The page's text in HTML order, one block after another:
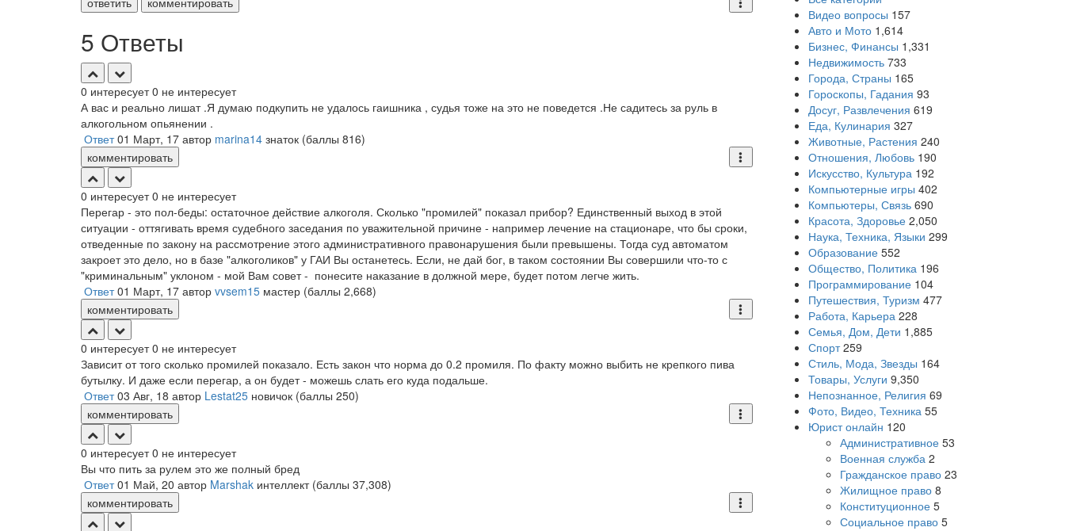
5 Ответы
0 интересует 0 не интересует
А вас и реально лишат .Я думаю подкупить не удалось гаишника , судья тоже на это не поведется .Не садитесь за руль в
алкогольном опьянении .
Ответ 01 Март, 17 автор marina14 знаток (баллы 816)
комментировать
0 интересует 0 не интересует
Перегар - это пол-беды: остаточное действие алкоголя. Сколько "промилей" показал прибор? Единственный выход в этой
ситуации - оттягивать время судебного заседания по уважительной причине - например лечение на стационаре, что бы сроки,
отведенные по закону на рассмотрение этого административного правонарушения были превышены. Тогда суд автоматом
закроет это дело, но в базе "алкоголиков" у ГАИ Вы останетесь. Если, не дай бог, в таком состоянии Вы совершили что-то с
"криминальным" уклоном - мой Вам совет - понесите наказание в должной мере, будет потом легче жить.
Ответ 01 Март, 17 автор vvsem15 мастер (баллы 2,668)
комментировать
0 интересует 0 не интересует
Зависит от того сколько промилей показало. Есть закон что норма до 0.2 промиля. По факту можно выбить не крепкого пива
бутылку. И даже если перегар, а он будет - можешь слать его куда подальше.
Ответ 03 Авг, 18 автор Lestat25 новичок (баллы 250)
комментировать
0 интересует 0 не интересует
Вы что пить за рулем это же полный бред
Ответ 01 Май, 20 автор Marshak интеллект (баллы 37,308)
комментировать
Видео вопросы 157
Авто и Мото 1,614
Бизнес, Финансы 1,331
Недвижимость 733
Города, Страны 165
Гороскопы, Гадания 93
Досуг, Развлечения 619
Еда, Кулинария 327
Животные, Растения 240
Отношения, Любовь 190
Искусство, Культура 192
Компьютерные игры 402
Компьютеры, Связь 690
Красота, Здоровье 2,050
Наука, Техника, Языки 299
Образование 552
Общество, Политика 196
Программирование 104
Путешествия, Туризм 477
Работа, Карьера 228
Семья, Дом, Дети 1,885
Спорт 259
Стиль, Мода, Звезды 164
Товары, Услуги 9,350
Непознанное, Религия 69
Фото, Видео, Техника 55
Юрист онлайн 120
Административное 53
Военная служба 2
Гражданское право 23
Жилищное право 8
Конституционное 5
Социальное право 5